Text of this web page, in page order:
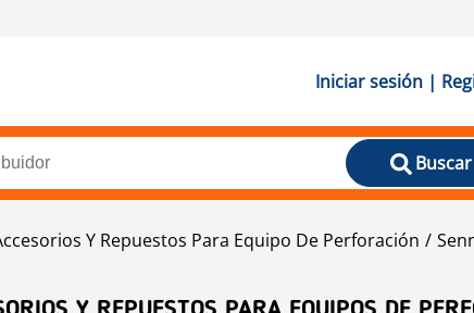
Iniciar sesión |
Buscar
Y Repuestos Para Equipo De Perforación